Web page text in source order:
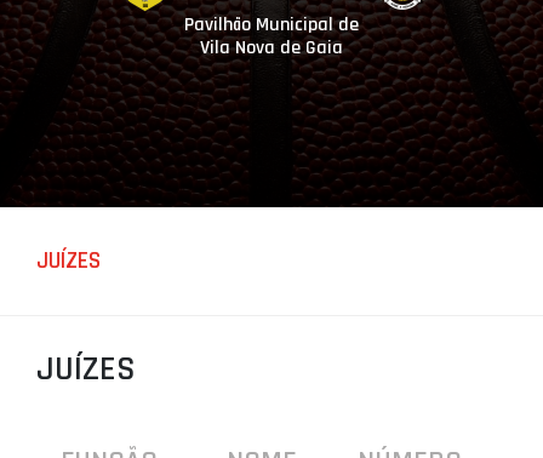
ASSOCIAÇÕES
CLUBES
AGENTES
AGENDA
SELEÇÕES
ÁREA TÉCNICA
LIGA BETCLIC MASCULINA
Pavilhão Municipal de
Vila Nova de Gaia
JUÍZES
JUÍZES